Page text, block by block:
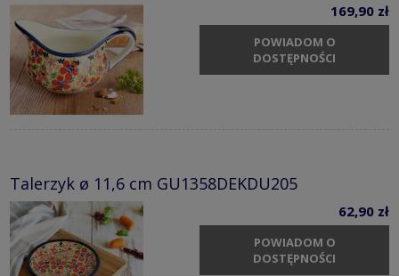
169,90 zł
POWIADOM O
DOSTĘPNOŚCI
Talerzyk ø 11,6 cm GU1358DEKDU205
62,90 zł
POWIADOM O
DOSTĘPNOŚCI